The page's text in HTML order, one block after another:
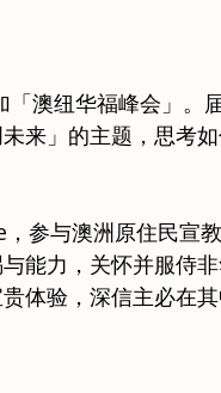
澳纽华福峰会」。
来」的主题，思考
参与澳洲原住民宣
能力，关怀并服侍
体验，深信主必在